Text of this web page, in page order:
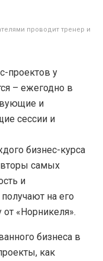
проводит тренер и
проектов у
– ежегодно в
и
сессии и
бизнес-курса
самых
и
на его
«Норникеля».
бизнеса в
как